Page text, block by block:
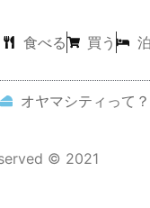
食べる 買う
オヤマシティって？
© 2021